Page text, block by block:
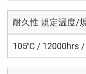
耐久性 規定温度/
105℃ / 12000hrs /